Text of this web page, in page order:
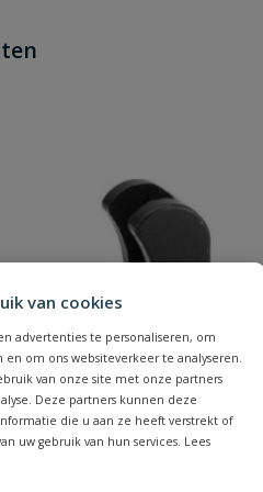
van cookies
advertenties te personaliseren, om
om ons websiteverkeer te analyseren.
van onze site met onze partners
Deze partners kunnen deze
die u aan ze heeft verstrekt of
uw gebruik van hun services. Lees